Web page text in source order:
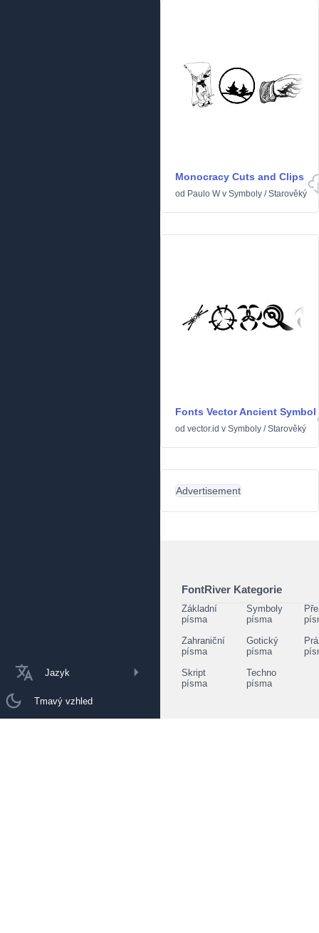
Jazyk
Tmavý vzhled
Monocracy Cuts and Clips
od Paulo Wv Symboly /Starověký
Fonts Vector Ancient Symbol
od vector.id v Symboly /Starověký
Advertisement
FontRiver Kategorie
Základní
písma
Symboly
písma
Zahraniční
písma
Gotický
písma
Skript
písma
Techno
písma